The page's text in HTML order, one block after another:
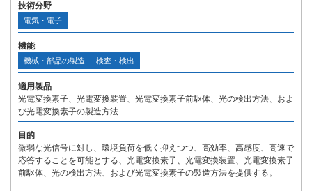
技術分野
電気・電子
機能
機械・部品の製造 検査・検出
適用製品
光電変換素子、光電変換装置、光電変換素子前駆体、光の検出方法、およ
び光電変換素子の製造方法
目的
微弱な光信号に対し、環境負荷を低く抑えつつ、高効率、高感度、高速で
応答することを可能とする、光電変換素子、光電変換装置、光電変換素子
前駆体、光の検出方法、および光電変換素子の製造方法を提供する。